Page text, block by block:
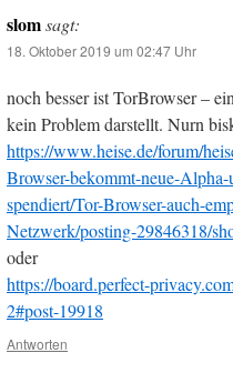
slomsagt:
18. Oktober 2019 um 02:47 Uhr
noch besser ist TorBrowser –
kein Problem darstellt. Nurn
https://www.heise.de/forum/
Browser-bekommt-neue-
spendiert/Tor-Browser-auch-
Netzwerk/posting-29846318/
oder
https://board.perfect-
2#post-19918
Antworten